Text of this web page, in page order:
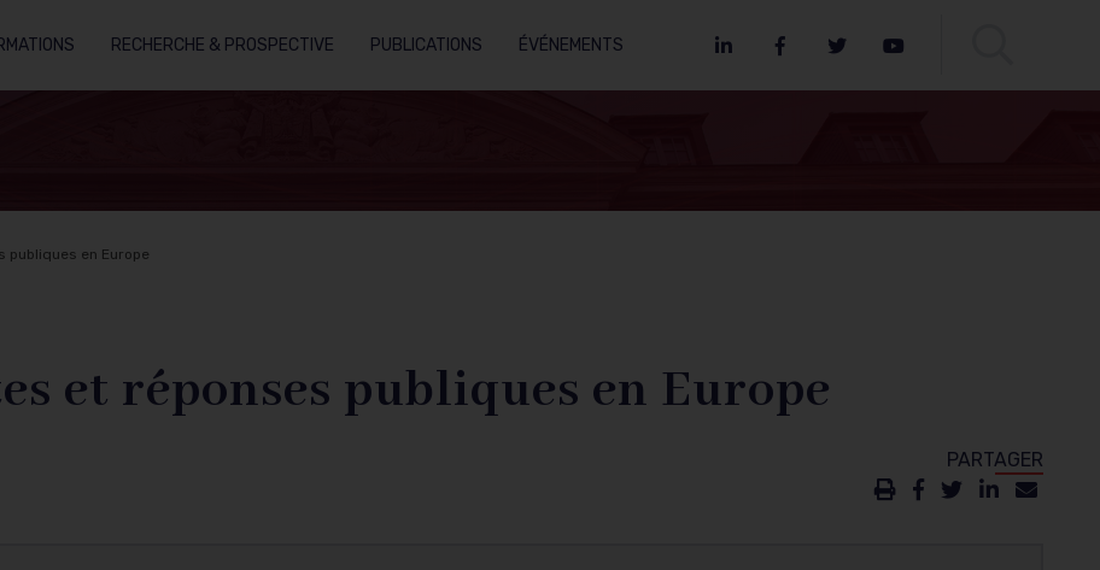
RECHERCHE & PROSPECTIVE PUBLICATIONS ÉVÉNEMENTS
LinkedInFacebookTwitterYoutube
en Europe
et réponses publiques en Europe